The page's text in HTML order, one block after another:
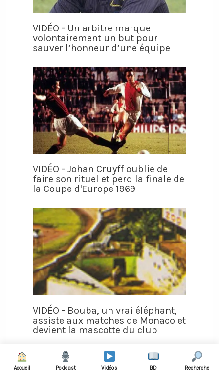
VIDÉO - Un arbitre marque
volontairement un but pour
sauver l’honneur d’une équipe
VIDÉO - Johan Cruyff oublie de
faire son rituel et perd la finale de
la Coupe d'Europe 1969
VIDÉO - Bouba, un vrai éléphant,
assiste aux matches de Monaco et
devient la mascotte du club
Accueil Podcast Vidéos BD Recherche